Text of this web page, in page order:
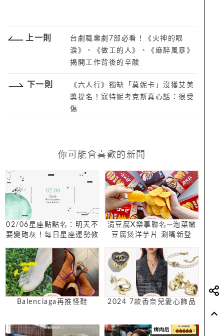
上一則
台劇職業劇7部必看！《火神的眼
淚》、《做工的人》、《麻醉風暴》
揭開工作背後的辛酸
下一則
《六人行》獨缺「莫妮卡」沒獲艾美
獎提名！寇特妮考克斯真心話：很受
傷
你可能會喜歡的新聞
02/06星座點點名：明天不
要變砲灰！每日星座運勢教
涓豆腐X樂事聯名─泡菜嫩
豆腐煲洋芋片 涮嘴新登
Top1
Balenciaga再推怪鞋 2024 7款香奈兒愛心飾品